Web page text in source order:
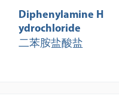
Diphenylamine H
ydrochloride
二苯胺盐酸盐